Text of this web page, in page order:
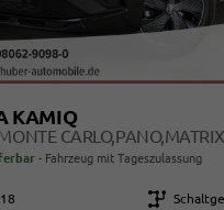
KAMIQ
Fahrzeug mit Tageszulassung
Getriebe